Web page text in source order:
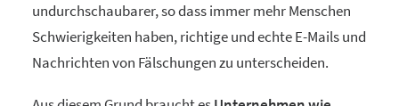
undurchschaubarer, so dass immer mehr Menschen
Schwierigkeiten haben, richtige und echte E-Mails und
Nachrichten von Fälschungen zu unterscheiden.